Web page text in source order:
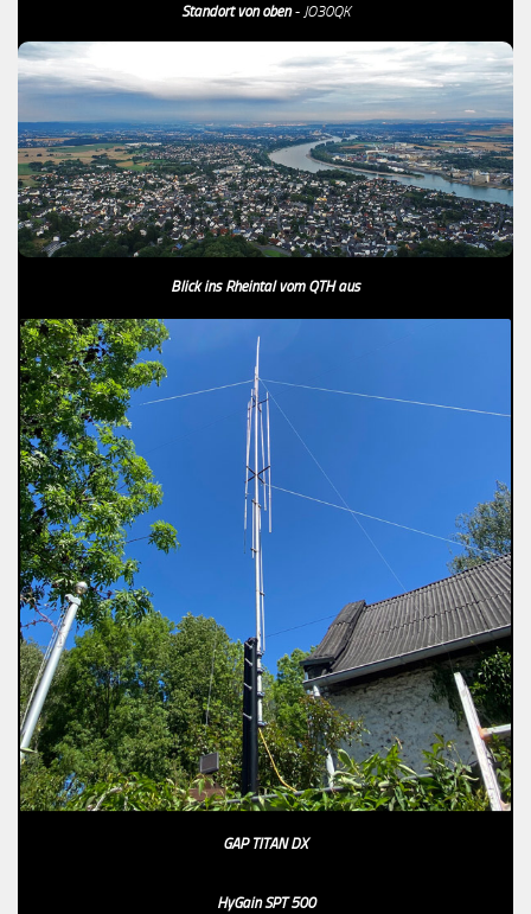
Standort von oben- JO30QK
Blick ins Rheintal vom QTH aus
GAP TITAN DX
HyGain SPT 500